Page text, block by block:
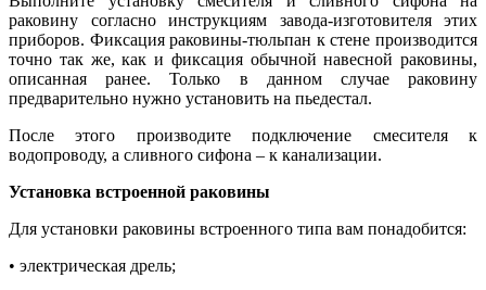
раковину согласно инструкциям завода-изготовителя этих
приборов. Фиксация раковины-тюльпан к стене производится
точно так же, как и фиксация обычной навесной раковины,
описанная ранее. Только в данном случае раковину
предварительно нужно установить на пьедестал.
После этого производите подключение смесителя к
водопроводу, а сливного сифона – к канализации.
Установка встроенной раковины
Для установки раковины встроенного типа вам понадобится:
• электрическая дрель;